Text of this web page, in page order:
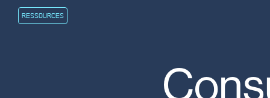
RESSOURCES